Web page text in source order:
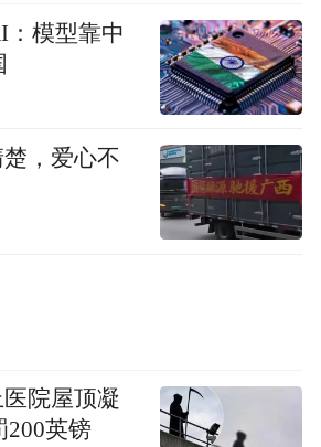
了海内外广泛关注，共有来
家和地区的嘉宾报名参会参
家。国际嘉宾方面，有3名
要，20多名境外省部级官
会。新加坡、爱尔兰、马来
国工商联等6个部委将派员给
弟省（区、市）方面，福
：模型靠中
楚，爱心不
院屋顶凝
200英镑